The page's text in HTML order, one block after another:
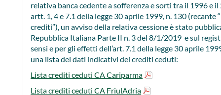
relativa banca cedente a sofferenza e sorti tra il 1996 e
artt. 1, 4 e 7.1 della legge 30 aprile 1999, n. 130
crediti”), un avviso della relativa cessione è stato
Repubblica Italiana Parte II n. 3 del 8/1/2019 e sul
sensi e per gli effetti dell’art. 7.1 della legge 30 aprile
una lista dei dati indicativi dei crediti ceduti:
Lista crediti ceduti CA Cariparma
Lista crediti ceduti CA FriulAdria